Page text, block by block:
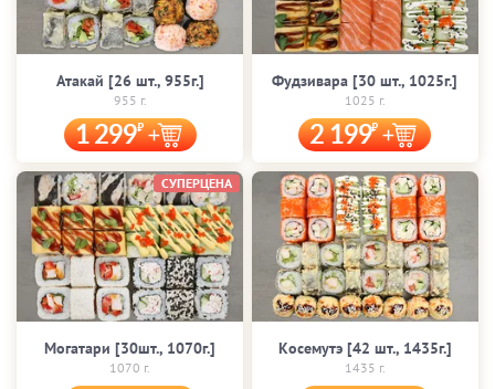
Атакай [26 шт., 955г.]
955 г.
1 299
Фудзивара [30 шт., 1025г.]
1025 г.
2 199
Могатари [30шт., 1070г.]
1070 г.
СУПЕРЦЕНА
Косемутэ [42 шт., 1435г.]
1435 г.